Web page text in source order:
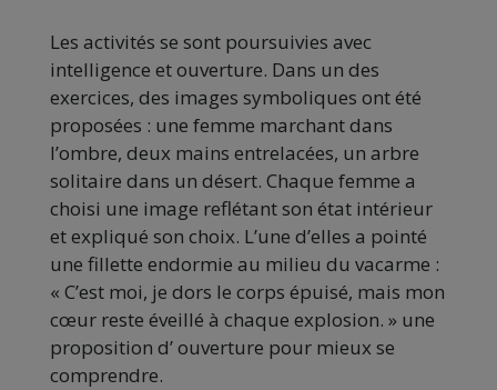
Les activités se sont poursuivies avec
intelligence et ouverture. Dans un des
exercices, des images symboliques ont été
proposées : une femme marchant dans
l’ombre, deux mains entrelacées, un arbre
solitaire dans un désert. Chaque femme a
choisi une image reflétant son état intérieur
et expliqué son choix. L’une d’elles a pointé
une fillette endormie au milieu du vacarme :
« C’est moi, je dors le corps épuisé, mais mon
cœur reste éveillé à chaque explosion. » une
proposition d’ ouverture pour mieux se
comprendre.